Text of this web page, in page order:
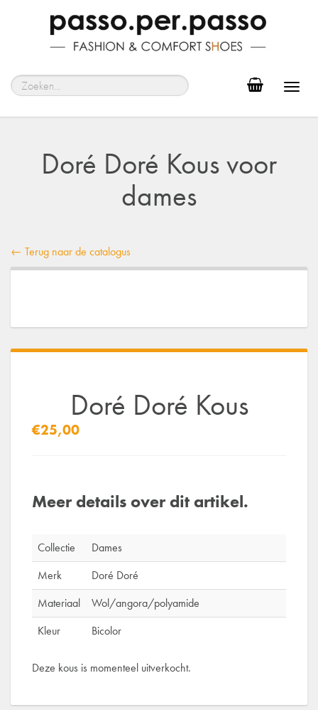
Doré Doré Kous voor
dames
← Terug naar de catalogus
Doré Doré Kous
€25,00
Meer details over dit artikel.
Collectie
Dames
Merk
Doré Doré
Materiaal
Wol/angora/polyamide
Kleur
Bicolor
Deze kous is momenteel uitverkocht.